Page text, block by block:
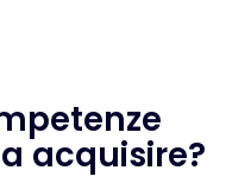
acquisire?